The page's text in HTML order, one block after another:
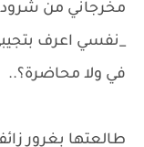
مخرجاني من
_نفسي اعرف
في ولا محاضرة؟..
طالعتها بغرور